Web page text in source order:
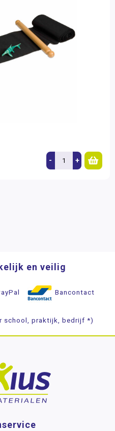
- +
en veilig
Bancontact
school, praktijk, bedrijf *)